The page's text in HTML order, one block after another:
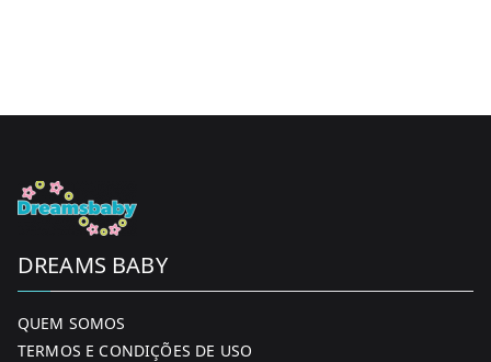
DREAMS BABY
QUEM SOMOS
TERMOS E CONDIÇÕES DE USO